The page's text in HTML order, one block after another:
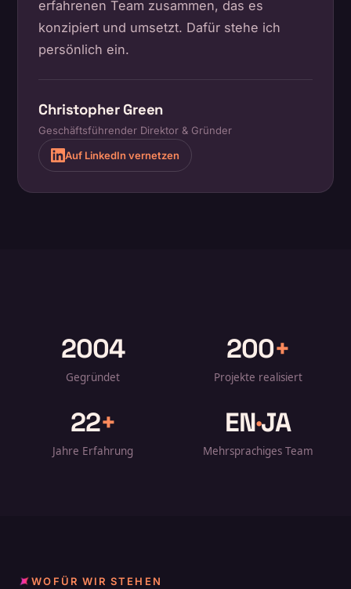
erfahrenen Team zusammen, das es
konzipiert und umsetzt. Dafür stehe ich
persönlich ein.
Christopher Green
Geschäftsführender Direktor & Gründer
Auf LinkedIn vernetzen
2004
Gegründet
200+
Projekte realisiert
22+
Jahre Erfahrung
EN·JA
Mehrsprachiges Team
WOFÜR WIR STEHEN